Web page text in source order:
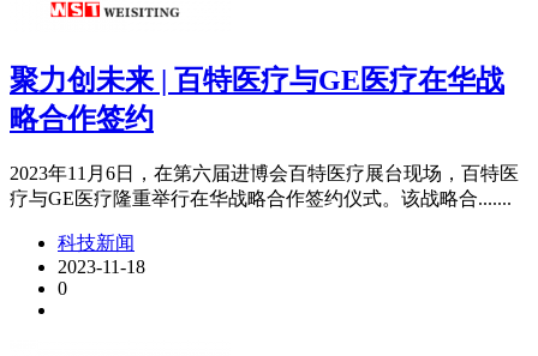
聚力创未来 | 百特医疗与GE医疗在华战
略合作签约
2023年11月6日，在第六届进博会百特医疗展台现场，百特医
疗与GE医疗隆重举行在华战略合作签约仪式。该战略合.......
科技新闻
2023-11-18
0